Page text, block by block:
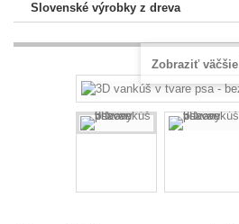
Slovenské výrobky z dreva
Zobraziť väčšie